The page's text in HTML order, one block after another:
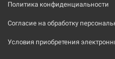
Политика конфиденциальности
Согласие на обработку
Условия приобретения